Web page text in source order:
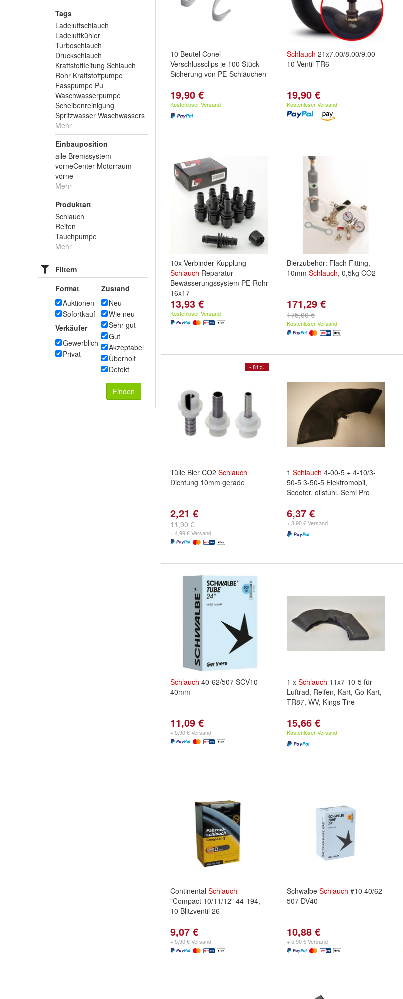
Tags
Ladeluftschlauch
Ladeluftkühler
Turboschlauch
Druckschlauch
Kraftstoffleitung Schlauch
Rohr Kraftstoffpumpe
Fasspumpe Pu
Waschwasserpumpe
Scheibenreinigung
Spritzwasser Waschwassers
Mehr
Einbauposition
alle Bremssystem
vorneCenter Motorraum
vorne
Mehr
Produktart
Schlauch
Reifen
Tauchpumpe
Mehr
Filtern
Format
Auktionen
Sofortkauf
Verkäufer
Gewerblich
Privat
Zustand
Neu
Wie neu
Sehr gut
Gut
Akzeptabel
Überholt
Defekt
Finden
10 Beutel Conel
Verschlussclips je 100 Stück
Sicherung von PE-Schläuchen
19,90 €
Kostenloser Versand
Schlauch 21x7.00/8.00/9.00-
10 Ventil TR6
19,90 €
Kostenloser Versand
10x Verbinder Kupplung
Schlauch Reparatur
Bewässerungssystem PE-Rohr
16x17
13,93 €
Kostenloser Versand
Bierzubehör: Flach Fitting,
10mm Schlauch, 0,5kg CO2
171,29 €
175,00 €
Kostenloser Versand
- 81%
Tülle Bier CO2 Schlauch
Dichtung 10mm gerade
2,21 €
11,90 €
+ 4,99 € Versand
1 Schlauch 4-00-5 + 4-10/3-
50-5 3-50-5 Elektromobil,
Scooter, ollstuhl, Semi Pro
6,37 €
+ 3,90 € Versand
Schlauch 40-62/507 SCV10
40mm
11,09 €
+ 5,90 € Versand
1 x Schlauch 11x7-10-5 für
Luftrad, Reifen, Kart, Go-Kart,
TR87, WV, Kings Tire
15,66 €
Kostenloser Versand
Continental Schlauch
"Compact 10/11/12" 44-194,
10 Blitzventil 26
9,07 €
+ 5,90 € Versand
Schwalbe Schlauch #10 40/62-
507 DV40
10,88 €
+ 5,90 € Versand